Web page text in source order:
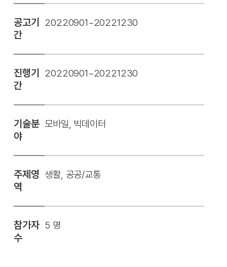
공고기
간
20220901~20221230
진행기
간
20220901~20221230
기술분
야
모바일, 빅데이터
주제영
역
생활, 공공/교통
참가자
수
5 명